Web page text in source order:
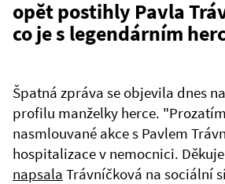
opět postihly Pavla
co je s legendárním
Špatná zpráva se objevila dnes
profilu manželky herce.
nasmlouvané akce s Pavlem
hospitalizace v nemocnici.
napsala Trávníčková na sociální